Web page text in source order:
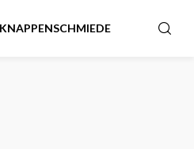
KNAPPENSCHMIEDE